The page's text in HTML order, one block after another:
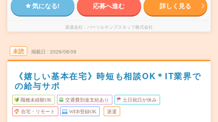
気になる! 応募へ進む 詳しく見る
派遣会社 パーソルテンプスタッフ株式会社
未読 掲載日 2026/08/09
《嬉しい基本在宅》時短も相談OK＊IT業界で
の給与サポ
職種未経験OK 交通費別途支給あり 土日祝日が休み
在宅・リモート WEB登録OK 派遣